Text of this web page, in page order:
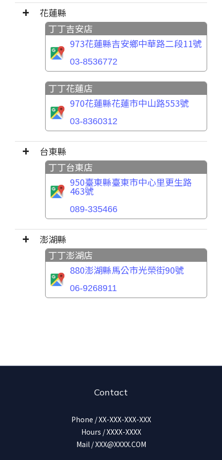
花蓮縣
丁丁吉安店
973花蓮縣吉安鄉中華路二段11號
03-8536772
丁丁花蓮店
970花蓮縣花蓮市中山路553號
03-8360312
台東縣
丁丁台東店
950臺東縣臺東市中心里更生路
463號
089-335466
澎湖縣
丁丁澎湖店
880澎湖縣馬公市光榮街90號
06-9268911
Contact
Phone / XX-XXX-XXX-XXX
Hours / XXXX-XXXX
Mail / XXX@XXXX.COM